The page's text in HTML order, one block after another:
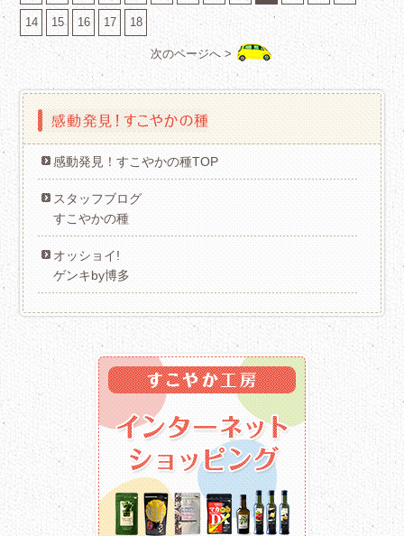
14 15 16 17 18
次のページへ >
感動発見！すこやかの種TOP
スタッフブログ
すこやかの種
オッショイ!
ゲンキby博多